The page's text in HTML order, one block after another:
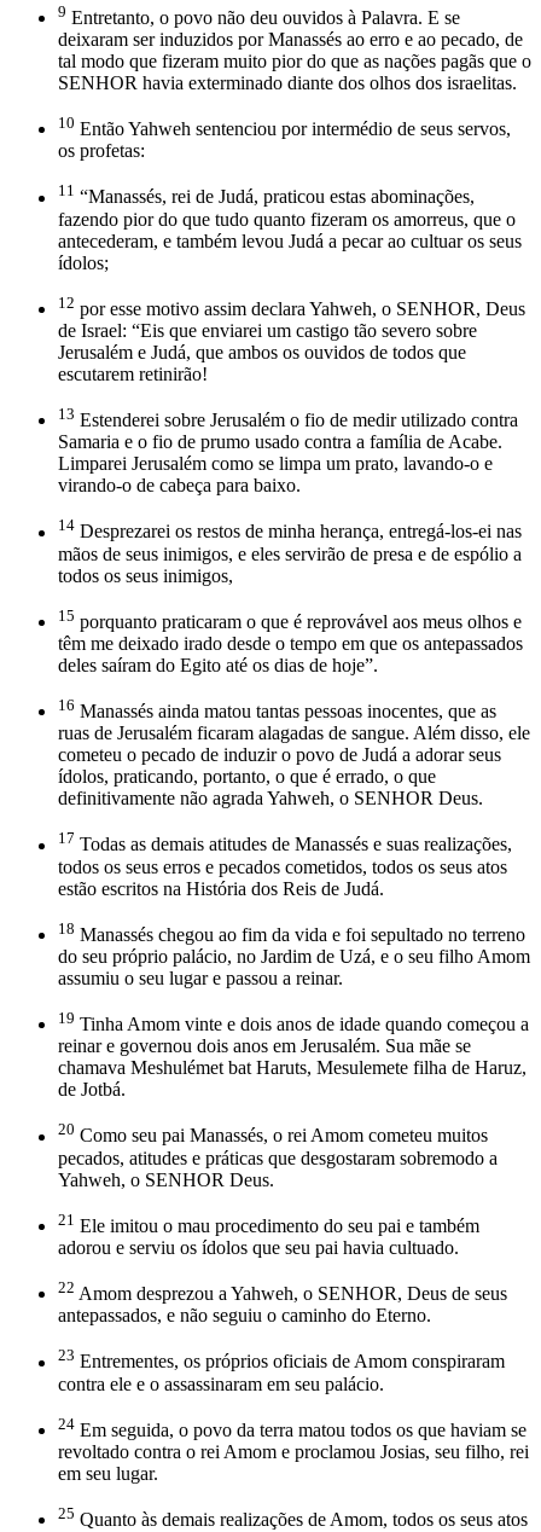
9 Entretanto, o povo não deu ouvidos à Palavra. E se
deixaram ser induzidos por Manassés ao erro e ao pecado, de
tal modo que fizeram muito pior do que as nações pagãs que o
SENHOR havia exterminado diante dos olhos dos israelitas.
10 Então Yahweh sentenciou por intermédio de seus servos,
os profetas:
11 “Manassés, rei de Judá, praticou estas abominações,
fazendo pior do que tudo quanto fizeram os amorreus, que o
antecederam, e também levou Judá a pecar ao cultuar os seus
ídolos;
12 por esse motivo assim declara Yahweh, o SENHOR, Deus
de Israel: “Eis que enviarei um castigo tão severo sobre
Jerusalém e Judá, que ambos os ouvidos de todos que
escutarem retinirão!
13 Estenderei sobre Jerusalém o fio de medir utilizado contra
Samaria e o fio de prumo usado contra a família de Acabe.
Limparei Jerusalém como se limpa um prato, lavando-o e
virando-o de cabeça para baixo.
14 Desprezarei os restos de minha herança, entregá-los-ei nas
mãos de seus inimigos, e eles servirão de presa e de espólio a
todos os seus inimigos,
15 porquanto praticaram o que é reprovável aos meus olhos e
têm me deixado irado desde o tempo em que os antepassados
deles saíram do Egito até os dias de hoje”.
16 Manassés ainda matou tantas pessoas inocentes, que as
ruas de Jerusalém ficaram alagadas de sangue. Além disso, ele
cometeu o pecado de induzir o povo de Judá a adorar seus
ídolos, praticando, portanto, o que é errado, o que
definitivamente não agrada Yahweh, o SENHOR Deus.
17 Todas as demais atitudes de Manassés e suas realizações,
todos os seus erros e pecados cometidos, todos os seus atos
estão escritos na História dos Reis de Judá.
18 Manassés chegou ao fim da vida e foi sepultado no terreno
do seu próprio palácio, no Jardim de Uzá, e o seu filho Amom
assumiu o seu lugar e passou a reinar.
19 Tinha Amom vinte e dois anos de idade quando começou a
reinar e governou dois anos em Jerusalém. Sua mãe se
chamava Meshulémet bat Haruts, Mesulemete filha de Haruz,
de Jotbá.
20 Como seu pai Manassés, o rei Amom cometeu muitos
pecados, atitudes e práticas que desgostaram sobremodo a
Yahweh, o SENHOR Deus.
21 Ele imitou o mau procedimento do seu pai e também
adorou e serviu os ídolos que seu pai havia cultuado.
22 Amom desprezou a Yahweh, o SENHOR, Deus de seus
antepassados, e não seguiu o caminho do Eterno.
23 Entrementes, os próprios oficiais de Amom conspiraram
contra ele e o assassinaram em seu palácio.
24 Em seguida, o povo da terra matou todos os que haviam se
revoltado contra o rei Amom e proclamou Josias, seu filho, rei
em seu lugar.
25 Quanto às demais realizações de Amom, todos os seus atos